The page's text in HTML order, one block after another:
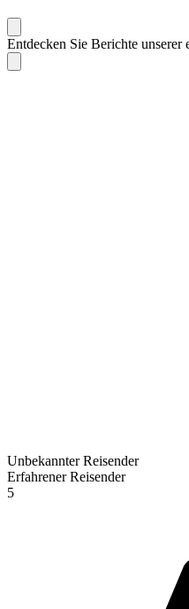
Entdecken Sie Berichte unserer
Unbekannter Reisender
Erfahrener Reisender
5